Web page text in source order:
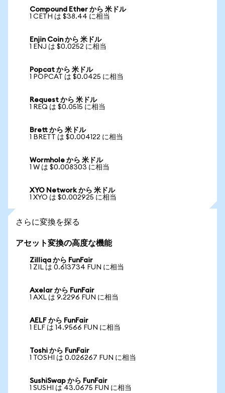
Compound Ether から 米ドル
1 CETH は $38.44 に相当
Enjin Coin から 米ドル
1 ENJ は $0.0252 に相当
Popcat から 米ドル
1 POPCAT は $0.0425 に相当
Request から 米ドル
1 REQ は $0.0515 に相当
Brett から 米ドル
1 BRETT は $0.004122 に相当
Wormhole から 米ドル
1 W は $0.008303 に相当
XYO Network から 米ドル
1 XYO は $0.002925 に相当
さらに変換を探る
アセット変換の高度な機能
Zilliqa から FunFair
1 ZIL は 0.613734 FUN に相当
Axelar から FunFair
1 AXL は 9.2296 FUN に相当
AELF から FunFair
1 ELF は 14.9566 FUN に相当
Toshi から FunFair
1 TOSHI は 0.026267 FUN に相当
SushiSwap から FunFair
1 SUSHI は 43.0675 FUN に相当